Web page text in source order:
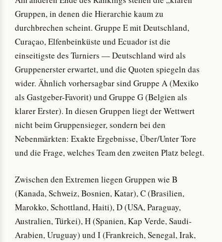
Gruppen, in denen die Hierarchie kaum zu
durchbrechen scheint. Gruppe E mit Deutschland,
Curaçao, Elfenbeinküste und Ecuador ist die
einseitigste des Turniers — Deutschland wird als
Gruppenerster erwartet, und die Quoten spiegeln das
wider. Ähnlich vorhersagbar sind Gruppe A (Mexiko
als Gastgeber-Favorit) und Gruppe G (Belgien als
klarer Erster). In diesen Gruppen liegt der Wettwert
nicht beim Gruppensieger, sondern bei den
Nebenmärkten: Exakte Ergebnisse, Über/Unter Tore
und die Frage, welches Team den zweiten Platz belegt.
Zwischen den Extremen liegen Gruppen wie B
(Kanada, Schweiz, Bosnien, Katar), C (Brasilien,
Marokko, Schottland, Haiti), D (USA, Paraguay,
Australien, Türkei), H (Spanien, Kap Verde, Saudi-
Arabien, Uruguay) und I (Frankreich, Senegal, Irak,